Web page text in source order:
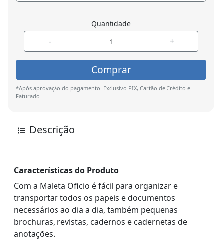
Quantidade
- +
Comprar
*Após aprovação do pagamento. Exclusivo PIX, Cartão de Crédito e
Faturado
Descrição
Características do Produto
Com a Maleta Oficio é fácil para organizar e
transportar todos os papeis e documentos
necessários ao dia a dia, também pequenas
brochuras, revistas, cadernos e cadernetas de
anotações.